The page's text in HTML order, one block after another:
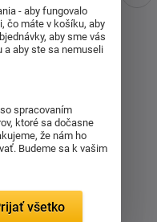
je s 2 presklenými
poličkami vnútri.
- aby fungovalo
čo máte v košíku, aby
aby sme vás
a aby ste sa nemuseli
spracovaním
ktoré sa dočasne
že nám ho
Budeme sa k vašim
všetko